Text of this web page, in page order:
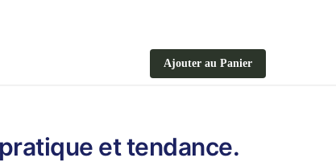
Ajouter au Panier
et tendance.